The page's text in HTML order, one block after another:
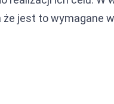
jest to wymagane